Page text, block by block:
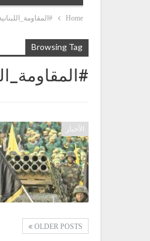
Home
Browsing Tag
الأخبار
OLDER POSTS